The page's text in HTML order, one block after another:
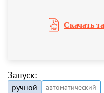
Скачать
Запуск:
ручной автоматический